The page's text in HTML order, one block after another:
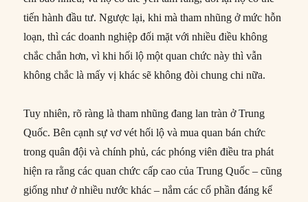
tiến hành đầu tư. Ngược lại, khi mà tham nhũng ở mức hỗn
loạn, thì các doanh nghiệp đối mặt với nhiều điều không
chắc chắn hơn, vì khi hối lộ một quan chức này thì vẫn
không chắc là mấy vị khác sẽ không đòi chung chi nữa.
Tuy nhiên, rõ ràng là tham nhũng đang lan tràn ở Trung
Quốc. Bên cạnh sự vơ vét hối lộ và mua quan bán chức
trong quân đội và chính phủ, các phóng viên điều tra phát
hiện ra rằng các quan chức cấp cao của Trung Quốc – cũng
giống như ở nhiều nước khác – nắm các cổ phần đáng kể